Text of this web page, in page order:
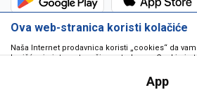
Ova web-stranica koristi kolačiće
Naša Internet prodavnica koristi „cookies“ da
korišćenje interneta vašim potrebama. Cookie je
da pokrenu program ili da isporuče virus vašem
jedinstveno dodeljeni vama, i jedino mogu biti
App